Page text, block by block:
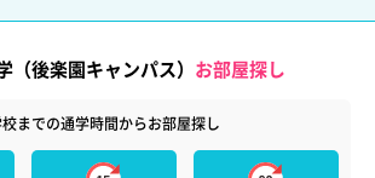
（後楽園キャンパス） お部屋探し
までの通学時間からお部屋探し